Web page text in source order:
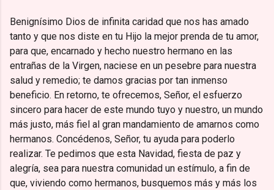
Benignísimo Dios de infinita caridad que nos has amado
tanto y que nos diste en tu Hijo la mejor prenda de tu amor,
para que, encarnado y hecho nuestro hermano en las
entrañas de la Virgen, naciese en un pesebre para nuestra
salud y remedio; te damos gracias por tan inmenso
beneficio. En retorno, te ofrecemos, Señor, el esfuerzo
sincero para hacer de este mundo tuyo y nuestro, un mundo
más justo, más fiel al gran mandamiento de amarnos como
hermanos. Concédenos, Señor, tu ayuda para poderlo
realizar. Te pedimos que esta Navidad, fiesta de paz y
alegría, sea para nuestra comunidad un estímulo, a fin de
que, viviendo como hermanos, busquemos más y más los